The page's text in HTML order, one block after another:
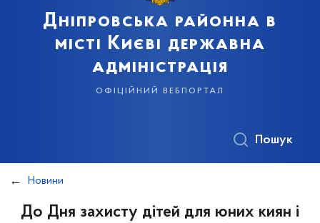
Дніпровська районна в
місті Києві державна
адміністрація
офіційний вебпортал
Пошук
Новини
До Дня захисту дітей для юних киян і